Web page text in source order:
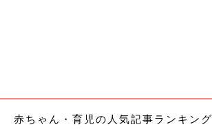
赤ちゃん・育児の人気記事ランキング